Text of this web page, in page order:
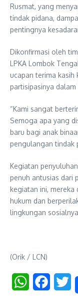
Rusmat, yang
tindak pidana,
pentingnya
Dikonfirmasi oleh
LPKA Lombok
ucapan terima kasih
partisipasinya
“Kami sangat
Semoga apa yang
baru bagi anak
pengulangan tindak
Kegiatan
penuh antusias dari
kegiatan ini,
hukum dan
lingkungan
(Orik / LCN)
WhatsApp